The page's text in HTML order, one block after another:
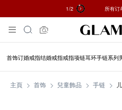
2/2 所有
✓ 60天退
To
Content
搜
首饰订婚戒指结婚戒指戒指项链耳环手链系列
主頁 首饰 兒童飾品 手链